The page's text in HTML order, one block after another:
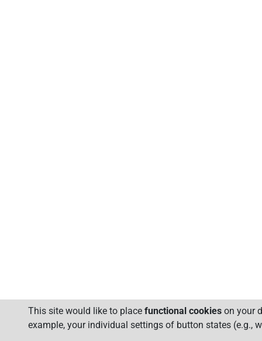
This site would like to place functional cookies on your
example, your individual settings of button states (e.g.,